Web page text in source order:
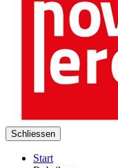
Schliessen
Start